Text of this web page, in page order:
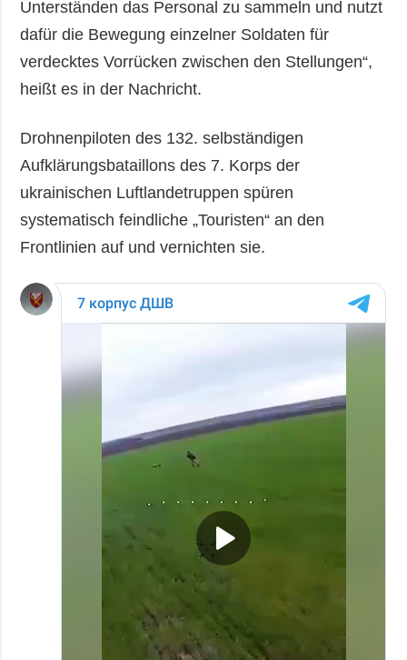
Unterständen das Personal zu sammeln und nutzt
dafür die Bewegung einzelner Soldaten für
verdecktes Vorrücken zwischen den Stellungen“,
heißt es in der Nachricht.
Drohnenpiloten des 132. selbständigen
Aufklärungsbataillons des 7. Korps der
ukrainischen Luftlandetruppen spüren
systematisch feindliche „Touristen“ an den
Frontlinien auf und vernichten sie.